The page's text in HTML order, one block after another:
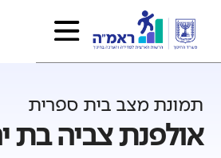
תמונת מצב בית ספרית
אולפנת צביה בת